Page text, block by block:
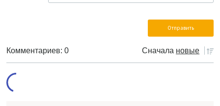
Комментариев: 0 Сначала новые